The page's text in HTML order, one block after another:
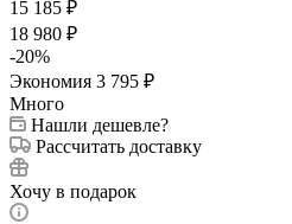
15 185 ₽
18 980 ₽
-20%
Экономия 3 795 ₽
Много
Нашли дешевле?
Рассчитать доставку
Хочу в подарок